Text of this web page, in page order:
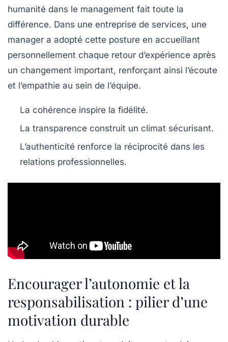
humanité dans le management fait toute la
différence. Dans une entreprise de services, une
manager a adopté cette posture en accueillant
personnellement chaque retour d’expérience après
un changement important, renforçant ainsi l’écoute
et l’empathie au sein de l’équipe.
La cohérence inspire la fidélité.
La transparence construit un climat sécurisant.
L’authenticité renforce la réciprocité dans les
relations professionnelles.
Encourager l’autonomie et la
responsabilisation : pilier d’une
motivation durable